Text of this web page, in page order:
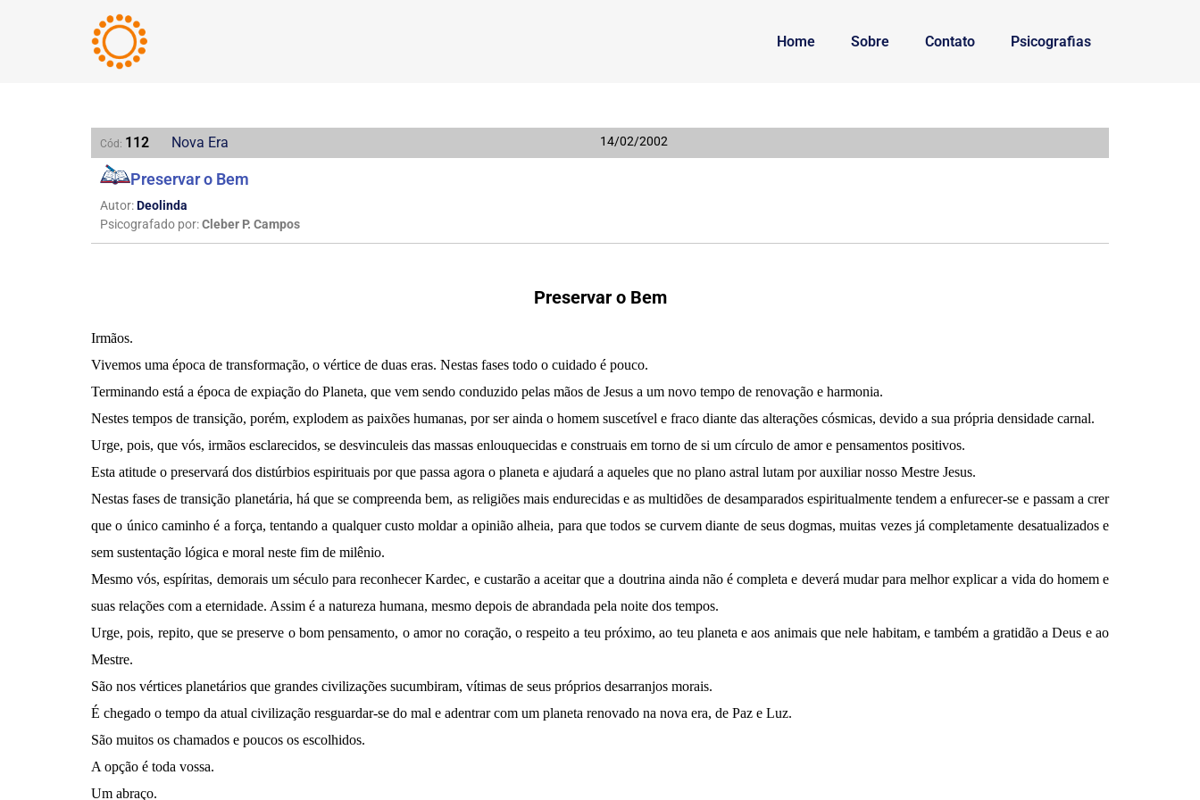
Home Sobre Contato Psicografias
Cód: 112 Nova Era 14/02/2002
Preservar o Bem
Autor:Deolinda
Psicografado por:Cleber P. Campos
Preservar o Bem
Irmãos.
Vivemos uma época de transformação, o vértice de duas eras. Nestas fases todo o cuidado é pouco.
Terminando está a época de expiação do Planeta, que vem sendo conduzido pelas mãos de Jesus a um novo tempo de renovação e harmonia.
Nestes tempos de transição, porém, explodem as paixões humanas, por ser ainda o homem suscetível e fraco diante das alterações cósmicas, devido a sua própria densidade carnal.
Urge, pois, que vós, irmãos esclarecidos, se desvinculeis das massas enlouquecidas e construais em torno de si um círculo de amor e pensamentos positivos.
Esta atitude o preservará dos distúrbios espirituais por que passa agora o planeta e ajudará a aqueles que no plano astral lutam por auxiliar nosso Mestre Jesus.
Nestas fases de transição planetária, há que se compreenda bem, as religiões mais endurecidas e as multidões de desamparados espiritualmente tendem a enfurecer-se e passam a crer
que o único caminho é a força, tentando a qualquer custo moldar a opinião alheia, para que todos se curvem diante de seus dogmas, muitas vezes já completamente desatualizados e
sem sustentação lógica e moral neste fim de milênio.
Mesmo vós, espíritas, demorais um século para reconhecer Kardec, e custarão a aceitar que a doutrina ainda não é completa e deverá mudar para melhor explicar a vida do homem e
suas relações com a eternidade. Assim é a natureza humana, mesmo depois de abrandada pela noite dos tempos.
Urge, pois, repito, que se preserve o bom pensamento, o amor no coração, o respeito a teu próximo, ao teu planeta e aos animais que nele habitam, e também a gratidão a Deus e ao
Mestre.
São nos vértices planetários que grandes civilizações sucumbiram, vítimas de seus próprios desarranjos morais.
É chegado o tempo da atual civilização resguardar-se do mal e adentrar com um planeta renovado na nova era, de Paz e Luz.
São muitos os chamados e poucos os escolhidos.
A opção é toda vossa.
Um abraço.